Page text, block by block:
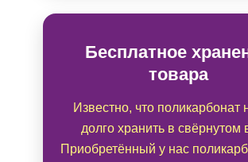
Бесплатное
товара
Известно, что поликарбонат
долго хранить в свёрнутом
Приобретённый у нас